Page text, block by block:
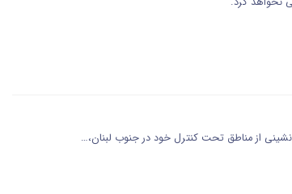
از مناطق تحت کنترل خود در جنوب لبنان،…